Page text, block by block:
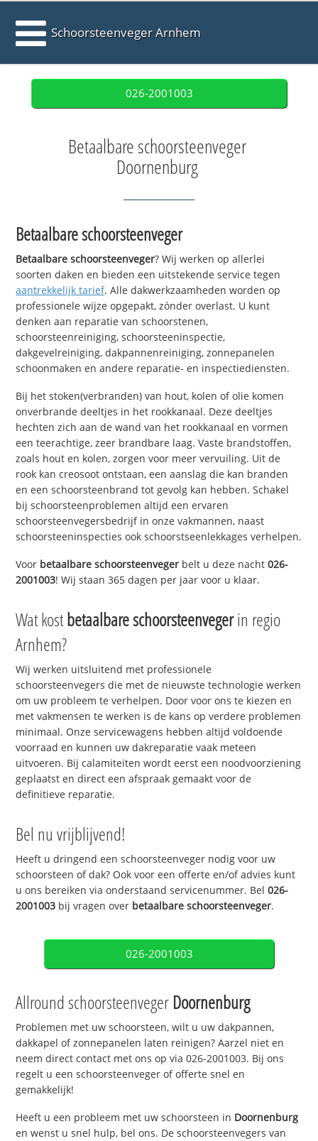
Schoorsteenveger Arnhem
026-2001003
Betaalbare schoorsteenveger
Doornenburg
Betaalbare schoorsteenveger
Betaalbare schoorsteenveger? Wij werken op allerlei
soorten daken en bieden een uitstekende service tegen
aantrekkelijk tarief. Alle dakwerkzaamheden worden op
professionele wijze opgepakt, zónder overlast. U kunt
denken aan reparatie van schoorstenen,
schoorsteenreiniging, schoorsteeninspectie,
dakgevelreiniging, dakpannenreiniging, zonnepanelen
schoonmaken en andere reparatie- en inspectiediensten.
Bij het stoken(verbranden) van hout, kolen of olie komen
onverbrande deeltjes in het rookkanaal. Deze deeltjes
hechten zich aan de wand van het rookkanaal en vormen
een teerachtige, zeer brandbare laag. Vaste brandstoffen,
zoals hout en kolen, zorgen voor meer vervuiling. Uit de
rook kan creosoot ontstaan, een aanslag die kan branden
en een schoorsteenbrand tot gevolg kan hebben. Schakel
bij schoorsteenproblemen altijd een ervaren
schoorsteenvegersbedrijf in onze vakmannen, naast
schoorsteeninspecties ook schoorstseenlekkages verhelpen.
Voor betaalbare schoorsteenveger belt u deze nacht026-
2001003! Wij staan 365 dagen per jaar voor u klaar.
Wat kostbetaalbare schoorsteenvegerin regio
Arnhem?
Wij werken uitsluitend met professionele
schoorsteenvegers die met de nieuwste technologie werken
om uw probleem te verhelpen. Door voor ons te kiezen en
met vakmensen te werken is de kans op verdere problemen
minimaal. Onze servicewagens hebben altijd voldoende
voorraad en kunnen uw dakreparatie vaak meteen
uitvoeren. Bij calamiteiten wordt eerst een noodvoorziening
geplaatst en direct een afspraak gemaakt voor de
definitieve reparatie.
Bel nu vrijblijvend!
Heeft u dringend een schoorsteenveger nodig voor uw
schoorsteen of dak? Ook voor een offerte en/of advies kunt
u ons bereiken via onderstaand servicenummer. Bel026-
2001003 bij vragen over betaalbare schoorsteenveger.
026-2001003
Allround schoorsteenveger Doornenburg
Problemen met uw schoorsteen, wilt u uw dakpannen,
dakkapel of zonnepanelen laten reinigen? Aarzel niet en
neem direct contact met ons op via 026-2001003. Bij ons
regelt u een schoorsteenveger of offerte snel en
gemakkelijk!
Heeft u een probleem met uw schoorsteen in Doornenburg
en wenst u snel hulp, bel ons. De schoorsteenvegers van